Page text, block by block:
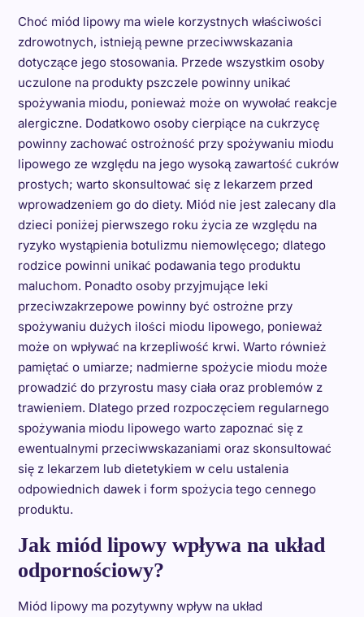
Choć miód lipowy ma wiele korzystnych właściwości
zdrowotnych, istnieją pewne przeciwwskazania
dotyczące jego stosowania. Przede wszystkim osoby
uczulone na produkty pszczele powinny unikać
spożywania miodu, ponieważ może on wywołać reakcje
alergiczne. Dodatkowo osoby cierpiące na cukrzycę
powinny zachować ostrożność przy spożywaniu miodu
lipowego ze względu na jego wysoką zawartość cukrów
prostych; warto skonsultować się z lekarzem przed
wprowadzeniem go do diety. Miód nie jest zalecany dla
dzieci poniżej pierwszego roku życia ze względu na
ryzyko wystąpienia botulizmu niemowlęcego; dlatego
rodzice powinni unikać podawania tego produktu
maluchom. Ponadto osoby przyjmujące leki
przeciwzakrzepowe powinny być ostrożne przy
spożywaniu dużych ilości miodu lipowego, ponieważ
może on wpływać na krzepliwość krwi. Warto również
pamiętać o umiarze; nadmierne spożycie miodu może
prowadzić do przyrostu masy ciała oraz problemów z
trawieniem. Dlatego przed rozpoczęciem regularnego
spożywania miodu lipowego warto zapoznać się z
ewentualnymi przeciwwskazaniami oraz skonsultować
się z lekarzem lub dietetykiem w celu ustalenia
odpowiednich dawek i form spożycia tego cennego
produktu.
Jak miód lipowy wpływa na układ
odpornościowy?
Miód lipowy ma pozytywny wpływ na układ